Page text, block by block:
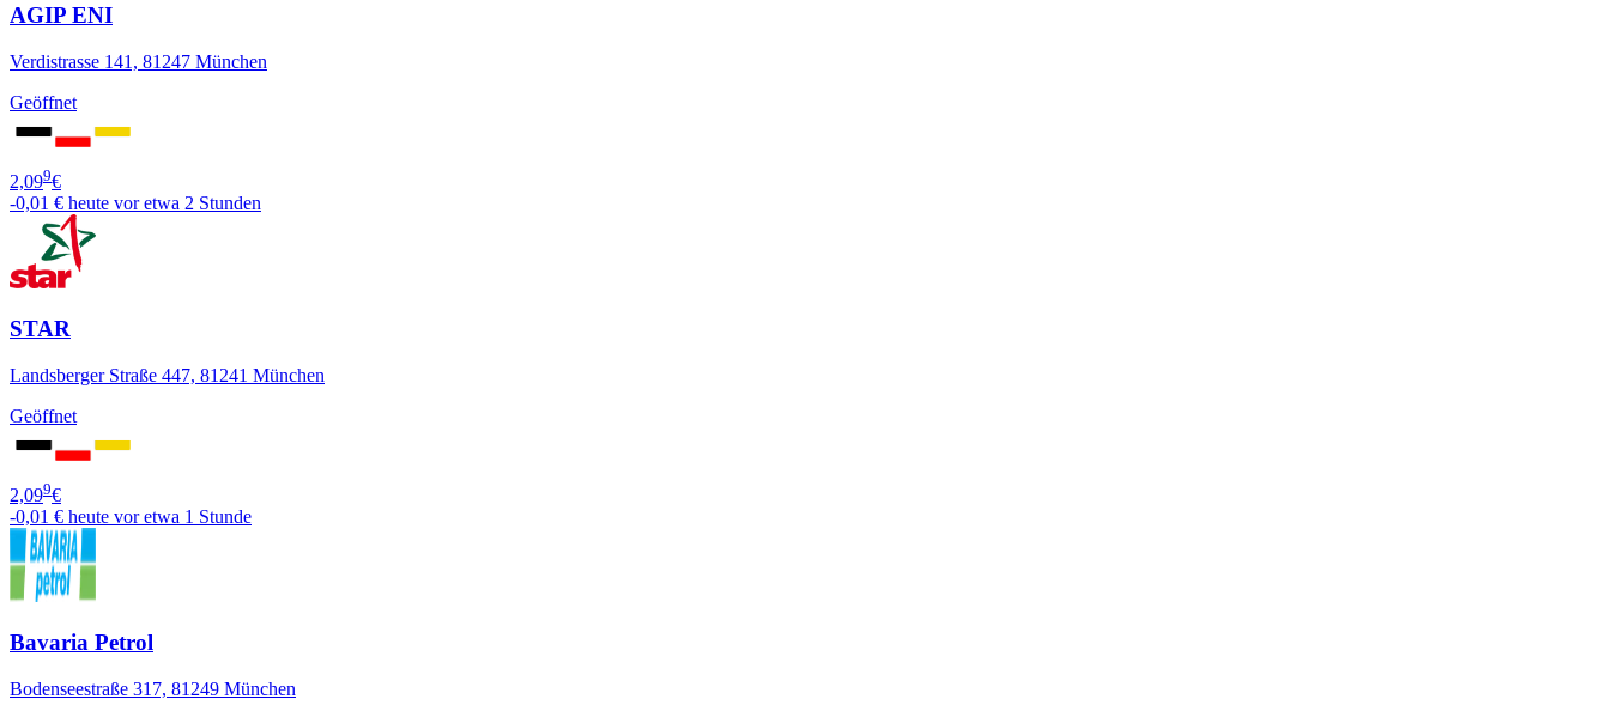
AGIP ENI
Verdistrasse 141, 81247 München
Geöffnet
2,099€
-0,01 € heute vor etwa 2 Stunden
STAR
Landsberger Straße 447, 81241 München
Geöffnet
2,099€
-0,01 € heute vor etwa 1 Stunde
Bavaria Petrol
Bodenseestraße 317, 81249 München